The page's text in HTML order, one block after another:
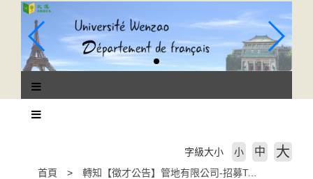
區
首頁 轉知【徵才公告】管地有限公司-招募Technical Support 技術客服專員
字級大小 小 中 大